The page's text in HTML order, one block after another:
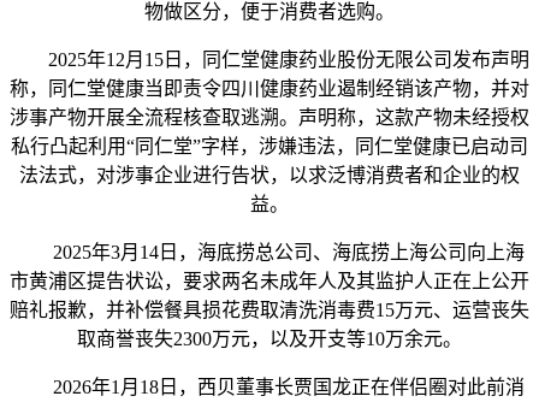
物做区分，便于消费者选购。
2025年12月15日，同仁堂健康药业股份无限公司发布声明
称，同仁堂健康当即责令四川健康药业遏制经销该产物，并对
涉事产物开展全流程核查取逃溯。声明称，这款产物未经授权
私行凸起利用“同仁堂”字样，涉嫌违法，同仁堂健康已启动司
法法式，对涉事企业进行告状，以求泛博消费者和企业的权
益。
2025年3月14日，海底捞总公司、海底捞上海公司向上海
市黄浦区提告状讼，要求两名未成年人及其监护人正在上公开
赔礼报歉，并补偿餐具损花费取清洗消毒费15万元、运营丧失
取商誉丧失2300万元，以及开支等10万余元。
2026年1月18日，西贝董事长贾国龙正在伴侣圈对此前消